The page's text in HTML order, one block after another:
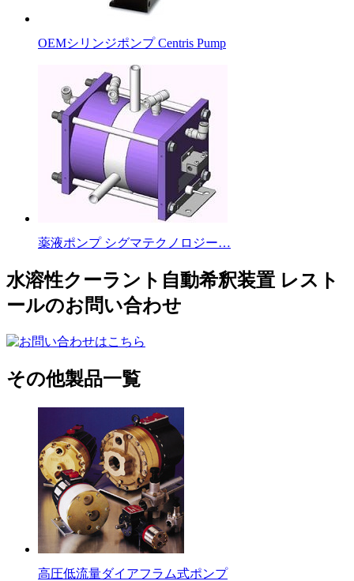
OEMシリンジポンプ Centris Pump
薬液ポンプ シグマテクノロジー…
水溶性クーラント自動希釈装置 レスト
ールのお問い合わせ
その他製品一覧
高圧低流量ダイアフラム式ポンプ